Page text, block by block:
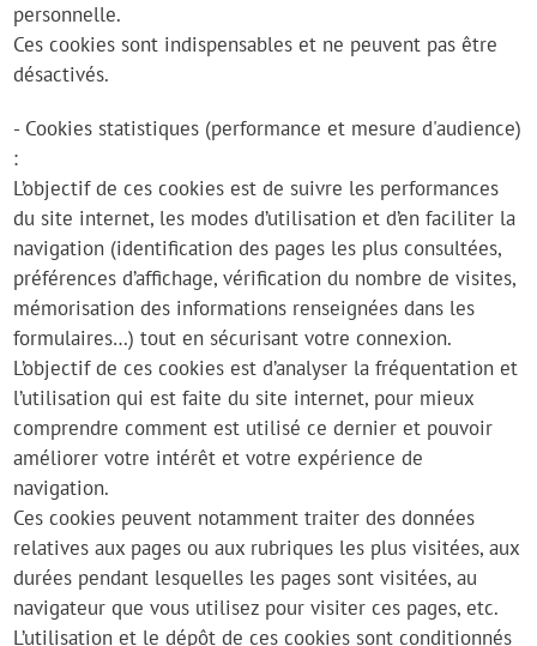
personnelle.
Ces cookies sont indispensables et ne peuvent pas être
désactivés.
- Cookies statistiques (performance et mesure d'audience)
:
L’objectif de ces cookies est de suivre les performances
du site internet, les modes d’utilisation et d’en faciliter la
navigation (identification des pages les plus consultées,
préférences d’affichage, vérification du nombre de visites,
mémorisation des informations renseignées dans les
formulaires…) tout en sécurisant votre connexion.
L’objectif de ces cookies est d’analyser la fréquentation et
l’utilisation qui est faite du site internet, pour mieux
comprendre comment est utilisé ce dernier et pouvoir
améliorer votre intérêt et votre expérience de
navigation.
Ces cookies peuvent notamment traiter des données
relatives aux pages ou aux rubriques les plus visitées, aux
durées pendant lesquelles les pages sont visitées, au
navigateur que vous utilisez pour visiter ces pages, etc.
L’utilisation et le dépôt de ces cookies sont conditionnés